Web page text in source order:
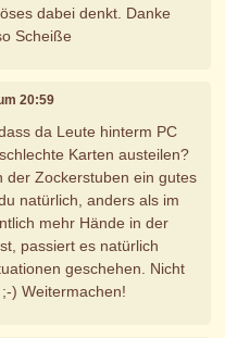
dabei denkt. Danke
Scheiße
20:59
da Leute hinterm PC
Karten austeilen?
der Zockerstuben ein gutes
natürlich, anders als im
mehr Hände in der
passiert es natürlich
geschehen. Nicht
) Weitermachen!